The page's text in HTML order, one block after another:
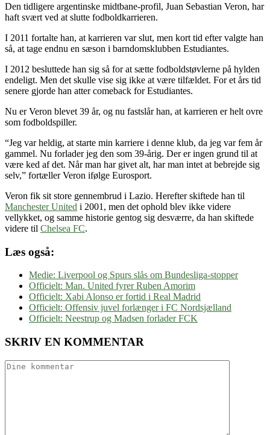
Den tidligere argentinske midtbane-profil, Juan Sebastian Veron, har
haft svært ved at slutte fodboldkarrieren.
I 2011 fortalte han, at karrieren var slut, men kort tid efter valgte han
så, at tage endnu en sæson i barndomsklubben Estudiantes.
I 2012 besluttede han sig så for at sætte fodboldstøvlerne på hylden
endeligt. Men det skulle vise sig ikke at være tilfældet. For et års tid
senere gjorde han atter comeback for Estudiantes.
Nu er Veron blevet 39 år, og nu fastslår han, at karrieren er helt ovre
som fodboldspiller.
“Jeg var heldig, at starte min karriere i denne klub, da jeg var fem år
gammel. Nu forlader jeg den som 39-årig. Der er ingen grund til at
være ked af det. Når man har givet alt, har man intet at bebrejde sig
selv,” fortæller Veron ifølge Eurosport.
Veron fik sit store gennembrud i Lazio. Herefter skiftede han til
Manchester United i 2001, men det ophold blev ikke videre
vellykket, og samme historie gentog sig desværre, da han skiftede
videre til Chelsea FC.
Læs også:
Medie: Liverpool og Spurs slås om Bundesliga-stopper
Officielt: Man. United fyrer Ruben Amorim
Officielt: Xabi Alonso er fortid i Real Madrid
Officielt: Offensiv juvel forlænger i FC Nordsjælland
Officielt: Neestrup og Madsen forlader FCK
SKRIV EN KOMMENTAR